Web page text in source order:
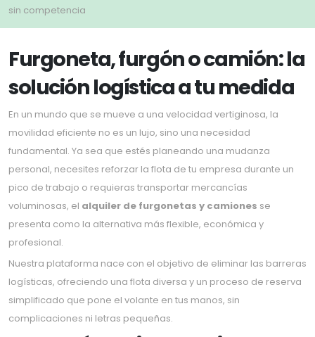
sin competencia
Furgoneta, furgón o camión: la
solución logística a tu medida
En un mundo que se mueve a una velocidad vertiginosa, la
movilidad eficiente no es un lujo, sino una necesidad
fundamental. Ya sea que estés planeando una mudanza
personal, necesites reforzar la flota de tu empresa durante un
pico de trabajo o requieras transportar mercancías
voluminosas, el alquiler de furgonetas y camiones se
presenta como la alternativa más flexible, económica y
profesional.
Nuestra plataforma nace con el objetivo de eliminar las barreras
logísticas, ofreciendo una flota diversa y un proceso de reserva
simplificado que pone el volante en tus manos, sin
complicaciones ni letras pequeñas.